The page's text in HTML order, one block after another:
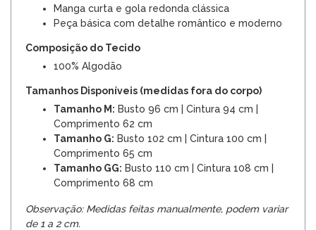
Manga curta e gola redonda clássica
Peça básica com detalhe romântico e moderno
Composição do Tecido
100% Algodão
Tamanhos Disponíveis (medidas fora do corpo)
Tamanho M: Busto 96 cm | Cintura 94 cm |
Comprimento 62 cm
Tamanho G: Busto 102 cm | Cintura 100 cm |
Comprimento 65 cm
Tamanho GG: Busto 110 cm | Cintura 108 cm |
Comprimento 68 cm
Observação: Medidas feitas manualmente, podem variar
de 1 a 2 cm.